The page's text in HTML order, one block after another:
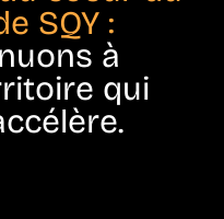
SQY :
à
qui